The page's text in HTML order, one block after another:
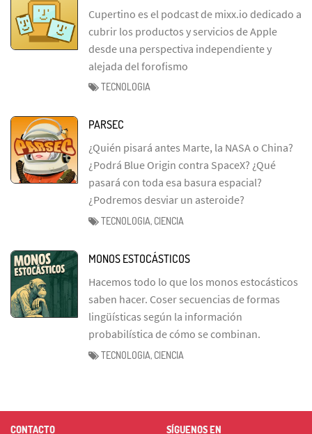
Cupertino es el podcast de mixx.io dedicado a
cubrir los productos y servicios de Apple
desde una perspectiva independiente y
alejada del forofismo
TECNOLOGIA
PARSEC
¿Quién pisará antes Marte, la NASA o China?
¿Podrá Blue Origin contra SpaceX? ¿Qué
pasará con toda esa basura espacial?
¿Podremos desviar un asteroide?
TECNOLOGIA, CIENCIA
MONOS ESTOCÁSTICOS
Hacemos todo lo que los monos estocásticos
saben hacer. Coser secuencias de formas
lingüísticas según la información
probabilística de cómo se combinan.
TECNOLOGIA, CIENCIA
CONTACTO SÍGUENOS EN